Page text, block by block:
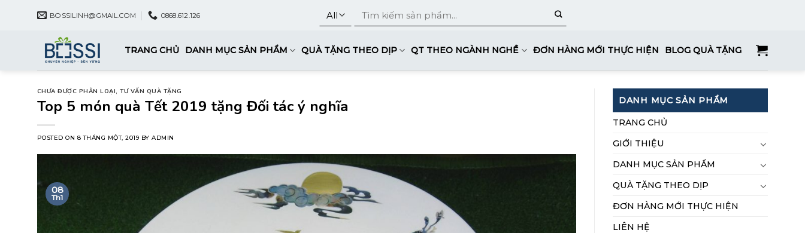
BOSSILINH@GMAIL.COM 0868.612.126
TRANG CHỦ DANH MỤC SẢN PHẨM QUÀ TẶNG THEO DỊP QT THEO NGÀNH NGHỀ ĐƠN HÀNG MỚI THỰC HIỆN BLOG QUÀ TẶNG
CHƯA ĐƯỢC PHÂN LOẠI,TƯ VẤN QUÀ TẶNG
Top 5 món quà Tết 2019 tặng Đối tác ý nghĩa
POSTED ON 8 THÁNG MỘT, 2019 BYADMIN
08
Th1
DANH MỤC SẢN PHẨM
TRANG CHỦ
GIỚI THIỆU
DANH MỤC SẢN PHẨM
QUÀ TẶNG THEO DỊP
ĐƠN HÀNG MỚI THỰC HIỆN
LIÊN HỆ